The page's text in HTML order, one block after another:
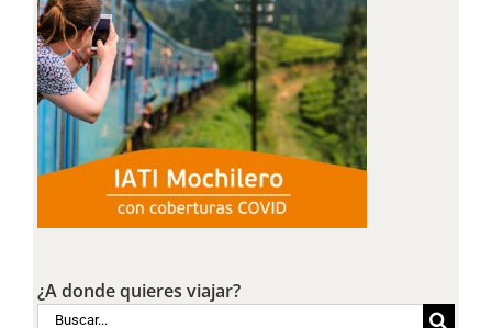
¿A donde quieres viajar?
Buscar: